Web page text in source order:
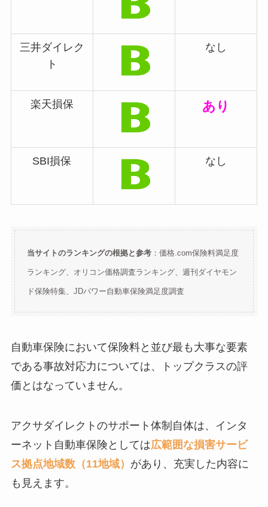
三井ダイレク
ト
なし
楽天損保 あり
SBI損保 なし
当サイトのランキングの根拠と参考：価格.com保険料満足度
ランキング、オリコン価格調査ランキング、週刊ダイヤモン
ド保険特集、JDパワー自動車保険満足度調査
自動車保険において保険料と並び最も大事な要素
である事故対応力については、トップクラスの評
価とはなっていません。
アクサダイレクトのサポート体制自体は、インタ
ーネット自動車保険としては広範囲な損害サービ
ス拠点地域数（11地域） があり、充実した内容に
も見えます。